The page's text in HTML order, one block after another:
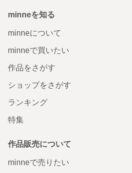
minneを知る
minneについて
minneで買いたい
作品をさがす
ショップをさがす
ランキング
特集
作品販売について
minneで売りたい